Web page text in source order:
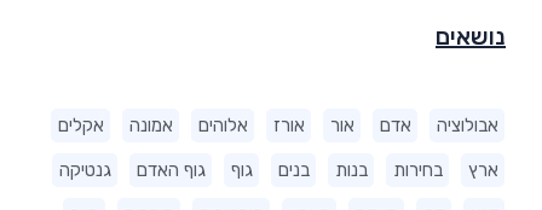
נושאים
אבולוציה אדם אור אורז אלוהים אמונה אקלים
ארץ בחירות בנות בנים גוף גוף האדם גנטיקה